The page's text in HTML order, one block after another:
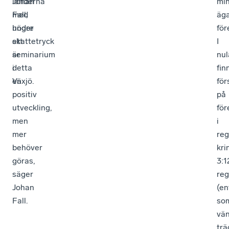
Fall,
under
ett
seminarium
i
Växjö.
med
högre
skattetryck
är
detta
en
positiv
utveckling,
men
mer
behöver
göras,
säger
Johan
Fall.
I
på
i